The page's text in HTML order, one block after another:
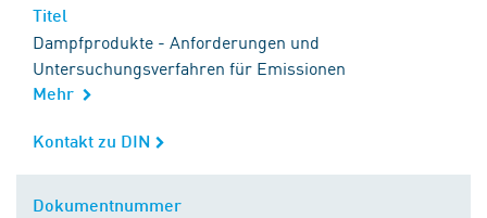
Titel
Dampfprodukte - Anforderungen und
Untersuchungsverfahren für Emissionen
Mehr
Kontakt zu DIN
Kontakt zu DIN
Dokumentnummer